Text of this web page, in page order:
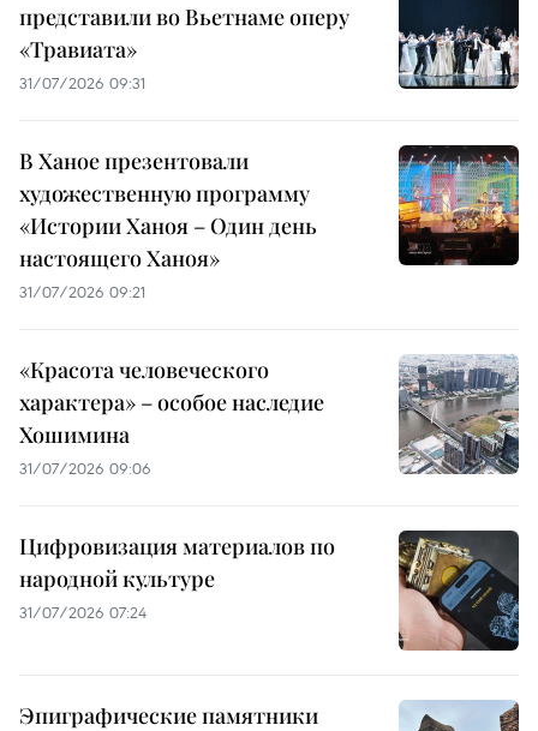
представили во Вьетнаме оперу
«Травиата»
31/07/2026 09:31
В Ханое презентовали
художественную программу
«Истории Ханоя – Один день
настоящего Ханоя»
31/07/2026 09:21
«Красота человеческого
характера» – особое наследие
Хошимина
31/07/2026 09:06
Цифровизация материалов по
народной культуре
31/07/2026 07:24
Эпиграфические памятники